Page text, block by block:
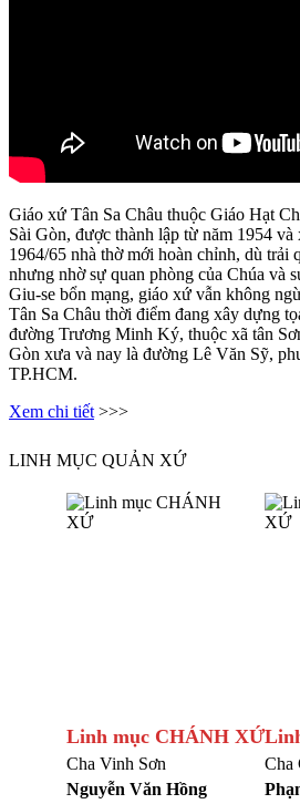
Giáo xứ Tân Sa Châu thuộc Giáo Hạt
Sài Gòn, được thành lập từ năm 1954
1964/65 nhà thờ mới hoàn chỉnh, dù trải
nhưng nhờ sự quan phòng của Chúa và
Giu-se bổn mạng, giáo xứ vẫn không
Tân Sa Châu thời điểm đang xây dựng
đường Trương Minh Ký, thuộc xã tân
Gòn xưa và nay là đường Lê Văn Sỹ,
TP.HCM.
Xem chi tiết >>>
LINH MỤC QUẢN XỨ
Linh mục CHÁNH XỨ
Cha Vinh Sơn
Nguyễn Văn Hồng
Cha